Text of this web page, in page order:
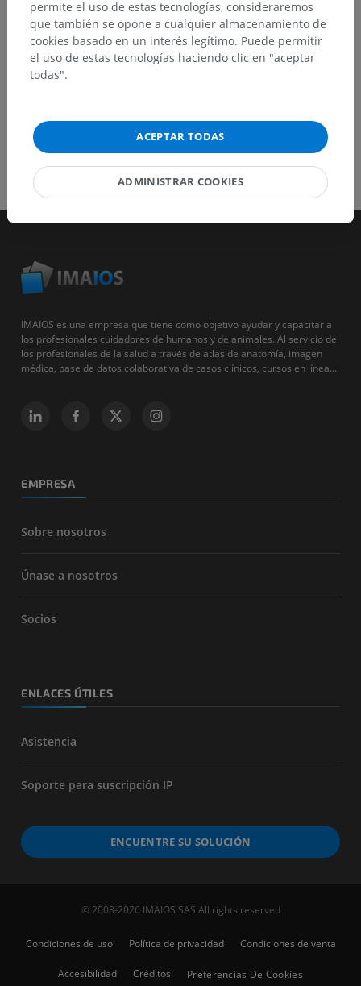
DESCARGAR LA APLICACIÓN
IMAIOS es una empresa que tiene como objetivo ayudar y capacitar a
los profesionales cuidadores de humanos y de animales. Al servicio de
los profesionales de la salud a través de atlas de anatomía, imagen
médica, base de datos colaborativa de casos clínicos, cursos en línea...
EMPRESA
Sobre nosotros
Únase a nosotros
Socios
ENLACES ÚTILES
Asistencia
Soporte para suscripción IP
ENCUENTRE SU SOLUCIÓN
© 2008-2026 IMAIOS SAS All rights reserved
Condiciones de uso Política de privacidad Condiciones de venta
Accesibilidad Créditos Preferencias De Cookies
permite el uso de estas tecnologías, consideraremos
que también se opone a cualquier almacenamiento de
cookies basado en un interés legítimo. Puede permitir
el uso de estas tecnologías haciendo clic en "aceptar
todas".
ACEPTAR TODAS
ADMINISTRAR COOKIES